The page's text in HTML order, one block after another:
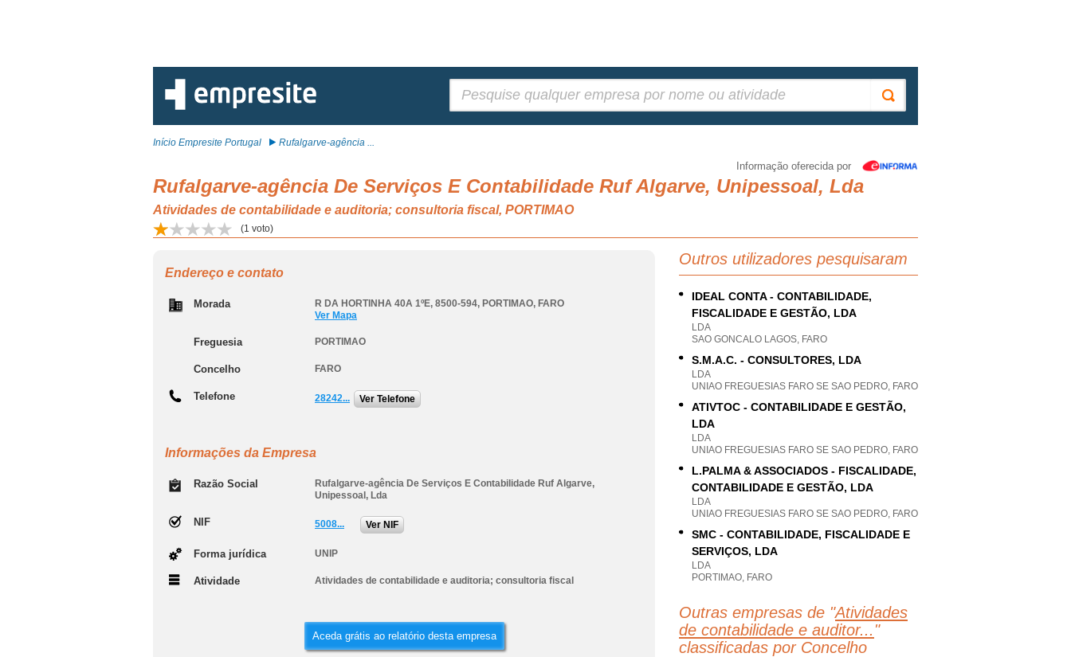
Início Empresite Portugal Rufalgarve-agência ...
Informação oferecida por
Rufalgarve-agência De Serviços E Contabilidade Ruf Algarve, Unipessoal, Lda
Atividades de contabilidade e auditoria; consultoria fiscal, PORTIMAO
(1 voto)
Endereço e contato
Morada R DA HORTINHA 40A 1ºE, 8500-594, PORTIMAO, FARO
Ver Mapa
Freguesia PORTIMAO
Concelho FARO
Telefone 28242... Ver Telefone
Informações da Empresa
Razão Social
Rufalgarve-agência De Serviços E Contabilidade Ruf Algarve,
Unipessoal, Lda
NIF 5008... Ver NIF
Forma jurídica UNIP
Atividade Atividades de contabilidade e auditoria; consultoria fiscal
Aceda grátis ao relatório desta empresa
Outros utilizadores pesquisaram
IDEAL CONTA - CONTABILIDADE,
FISCALIDADE E GESTÃO, LDA
LDA
SAO GONCALO LAGOS, FARO
S.M.A.C. - CONSULTORES, LDA
LDA
UNIAO FREGUESIAS FARO SE SAO PEDRO, FARO
ATIVTOC - CONTABILIDADE E GESTÃO,
LDA
LDA
UNIAO FREGUESIAS FARO SE SAO PEDRO, FARO
L.PALMA & ASSOCIADOS - FISCALIDADE,
CONTABILIDADE E GESTÃO, LDA
LDA
UNIAO FREGUESIAS FARO SE SAO PEDRO, FARO
SMC - CONTABILIDADE, FISCALIDADE E
SERVIÇOS, LDA
LDA
PORTIMAO, FARO
Outras empresas de "Atividades
de contabilidade e auditor... "
classificadas por Concelho